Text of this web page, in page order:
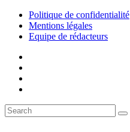
Politique de confidentialité
Mentions légales
Equipe de rédacteurs